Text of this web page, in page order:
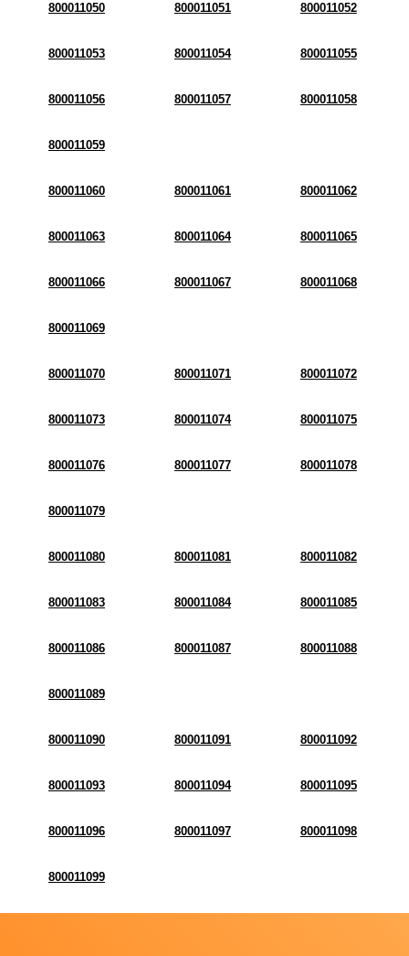
800011050 800011051 800011052
800011053 800011054 800011055
800011056 800011057 800011058
800011059
800011060 800011061 800011062
800011063 800011064 800011065
800011066 800011067 800011068
800011069
800011070 800011071 800011072
800011073 800011074 800011075
800011076 800011077 800011078
800011079
800011080 800011081 800011082
800011083 800011084 800011085
800011086 800011087 800011088
800011089
800011090 800011091 800011092
800011093 800011094 800011095
800011096 800011097 800011098
800011099